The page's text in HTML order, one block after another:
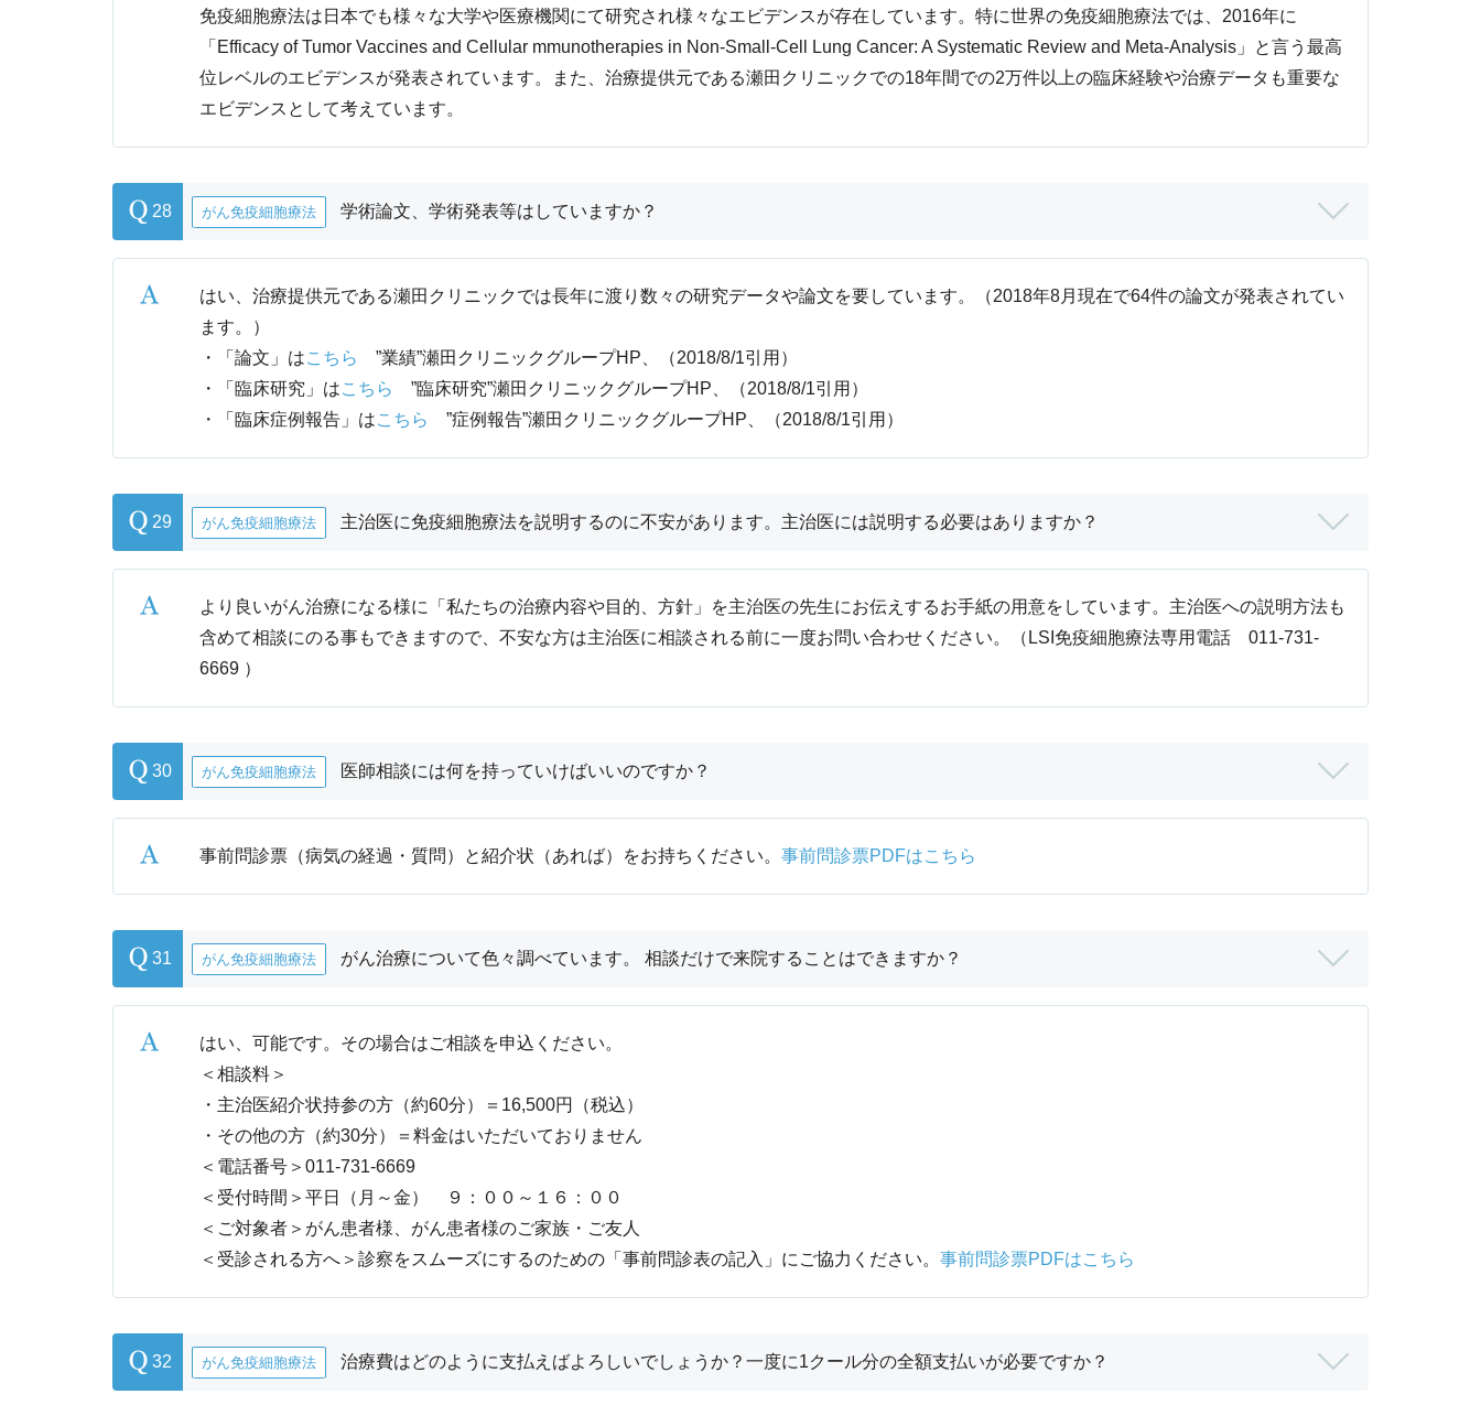
免疫細胞療法は日本でも様々な大学や医療機関にて研究され様々なエビデンスが存在しています。特に世界の免疫細胞療法では、2016年に
「Efficacy of Tumor Vaccines and Cellular mmunotherapies in Non-Small-Cell Lung Cancer: A Systematic Review and Meta-Analysis」と言う最高
位レベルのエビデンスが発表されています。また、治療提供元である瀬田クリニックでの18年間での2万件以上の臨床経験や治療データも重要な
エビデンスとして考えています。
28 がん免疫細胞療法 学術論文、学術発表等はしていますか？
はい、治療提供元である瀬田クリニックでは長年に渡り数々の研究データや論文を要しています。（2018年8月現在で64件の論文が発表されてい
ます。）
・「論文」はこちら
”業績”瀬田クリニックグループHP、（2018/8/1引用）
・「臨床研究」はこちら
”臨床研究”瀬田クリニックグループHP、（2018/8/1引用）
・「臨床症例報告」はこちら ”症例報告”瀬田クリニックグループHP、（2018/8/1引用）
29 がん免疫細胞療法 主治医に免疫細胞療法を説明するのに不安があります。主治医には説明する必要はありますか？
より良いがん治療になる様に「私たちの治療内容や目的、方針」を主治医の先生にお伝えするお手紙の用意をしています。主治医への説明方法も
含めて相談にのる事もできますので、不安な方は主治医に相談される前に一度お問い合わせください。（LSI免疫細胞療法専用電話 011-731-
6669 ）
30 がん免疫細胞療法 医師相談には何を持っていけばいいのですか？
事前問診票（病気の経過・質問）と紹介状（あれば）をお持ちください。 事前問診票PDFはこちら
31 がん免疫細胞療法 がん治療について色々調べています。 相談だけで来院することはできますか？
はい、可能です。その場合はご相談を申込ください。
＜相談料＞
・主治医紹介状持参の方（約60分）＝16,500円（税込）
・その他の方（約30分）＝料金はいただいておりません
＜電話番号＞ 011-731-6669
＜受付時間＞平日（月～金） ９：００～１６：００
＜ご対象者＞がん患者様、がん患者様のご家族・ご友人
＜受診される方へ＞診察をスムーズにするのための「事前問診表の記入」にご協力ください。 事前問診票PDFはこちら
32 がん免疫細胞療法 治療費はどのように支払えばよろしいでしょうか？一度に1クール分の全額支払いが必要ですか？